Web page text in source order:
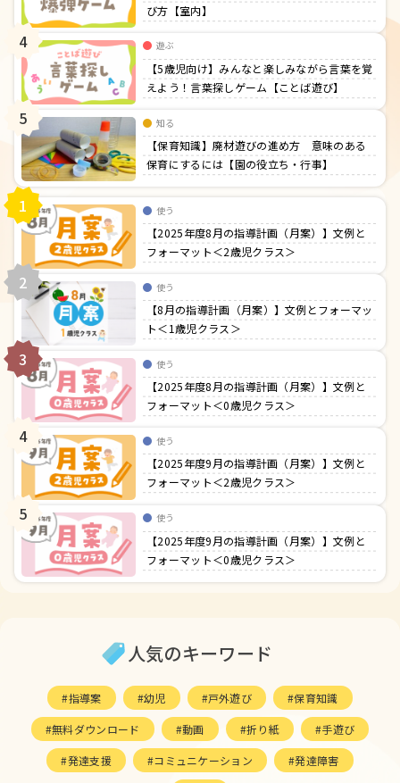
び方【室内】
4 遊ぶ
【5歳児向け】みんなと楽しみながら言葉を覚
えよう！言葉探しゲーム【ことば遊び】
5 知る
【保育知識】廃材遊びの進め方 意味のある
保育にするには【園の役立ち・行事】
1 使う
【2025年度8月の指導計画（月案）】文例と
フォーマット＜2歳児クラス＞
2 使う
【8月の指導計画（月案）】文例とフォーマッ
ト＜1歳児クラス＞
3 使う
【2025年度8月の指導計画（月案）】文例と
フォーマット＜0歳児クラス＞
4 使う
【2025年度9月の指導計画（月案）】文例と
フォーマット＜2歳児クラス＞
5 使う
【2025年度9月の指導計画（月案）】文例と
フォーマット＜0歳児クラス＞
人気のキーワード
指導案 幼児 戸外遊び 保育知識
無料ダウンロード 動画 折り紙 手遊び
発達支援 コミュニケーション 発達障害